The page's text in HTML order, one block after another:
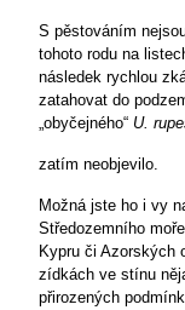
S pěstováním
tohoto rodu na
následek rychlou
zatahovat do
„obyčejného“ U.
zatím neobjevilo.
Možná jste ho i vy
Středozemního
Kypru či Azorských
zídkách ve stínu
přirozených